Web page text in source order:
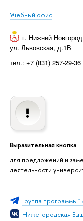
Учебный офис
г. Нижний Новгород,
ул. Львовская, д.1В
тел.: +7 (831) 257-29-36
Выразительная кнопка
для предложений и
деятельности
Группа программы
Нижегородская